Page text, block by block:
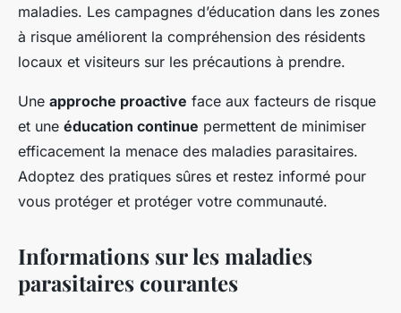
maladies. Les campagnes d’éducation dans les zones
à risque améliorent la compréhension des résidents
locaux et visiteurs sur les précautions à prendre.
Une approche proactive face aux facteurs de risque
et une éducation continue permettent de minimiser
efficacement la menace des maladies parasitaires.
Adoptez des pratiques sûres et restez informé pour
vous protéger et protéger votre communauté.
Informations sur les maladies
parasitaires courantes